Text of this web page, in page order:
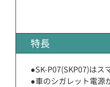
特長
●SK-P07(SKP07)はス
●車のシガレット電源